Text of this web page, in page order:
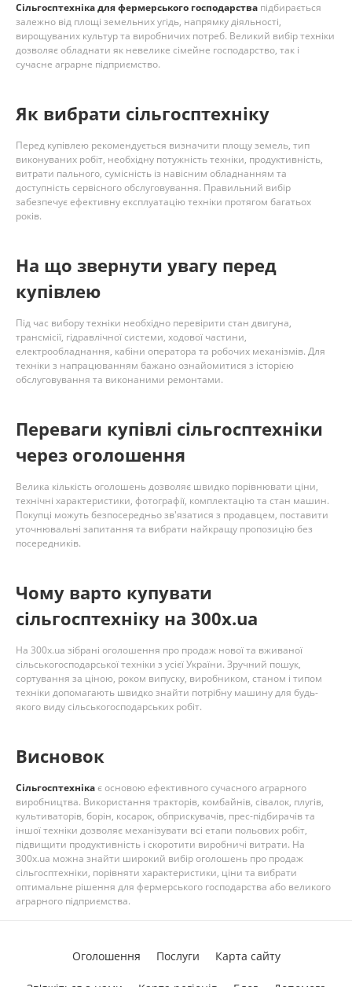
Сільгосптехніка для фермерського господарства підбирається
залежно від площі земельних угідь, напрямку діяльності,
вирощуваних культур та виробничих потреб. Великий вибір техніки
дозволяє обладнати як невелике сімейне господарство, так і
сучасне аграрне підприємство.
Як вибрати сільгосптехніку
Перед купівлею рекомендується визначити площу земель, тип
виконуваних робіт, необхідну потужність техніки, продуктивність,
витрати пального, сумісність із навісним обладнанням та
доступність сервісного обслуговування. Правильний вибір
забезпечує ефективну експлуатацію техніки протягом багатьох
років.
На що звернути увагу перед
купівлею
Під час вибору техніки необхідно перевірити стан двигуна,
трансмісії, гідравлічної системи, ходової частини,
електрообладнання, кабіни оператора та робочих механізмів. Для
техніки з напрацюванням бажано ознайомитися з історією
обслуговування та виконаними ремонтами.
Переваги купівлі сільгосптехніки
через оголошення
Велика кількість оголошень дозволяє швидко порівнювати ціни,
технічні характеристики, фотографії, комплектацію та стан машин.
Покупці можуть безпосередньо зв'язатися з продавцем, поставити
уточнювальні запитання та вибрати найкращу пропозицію без
посередників.
Чому варто купувати
сільгосптехніку на 300x.ua
На 300x.ua зібрані оголошення про продаж нової та вживаної
сільськогосподарської техніки з усієї України. Зручний пошук,
сортування за ціною, роком випуску, виробником, станом і типом
техніки допомагають швидко знайти потрібну машину для будь-
якого виду сільськогосподарських робіт.
Висновок
Сільгосптехнікає основою ефективного сучасного аграрного
виробництва. Використання тракторів, комбайнів, сівалок, плугів,
культиваторів, борін, косарок, обприскувачів, прес-підбирачів та
іншої техніки дозволяє механізувати всі етапи польових робіт,
підвищити продуктивність і скоротити виробничі витрати. На
300x.ua можна знайти широкий вибір оголошень про продаж
сільгосптехніки, порівняти характеристики, ціни та вибрати
оптимальне рішення для фермерського господарства або великого
аграрного підприємства.
Оголошення Послуги Карта сайту